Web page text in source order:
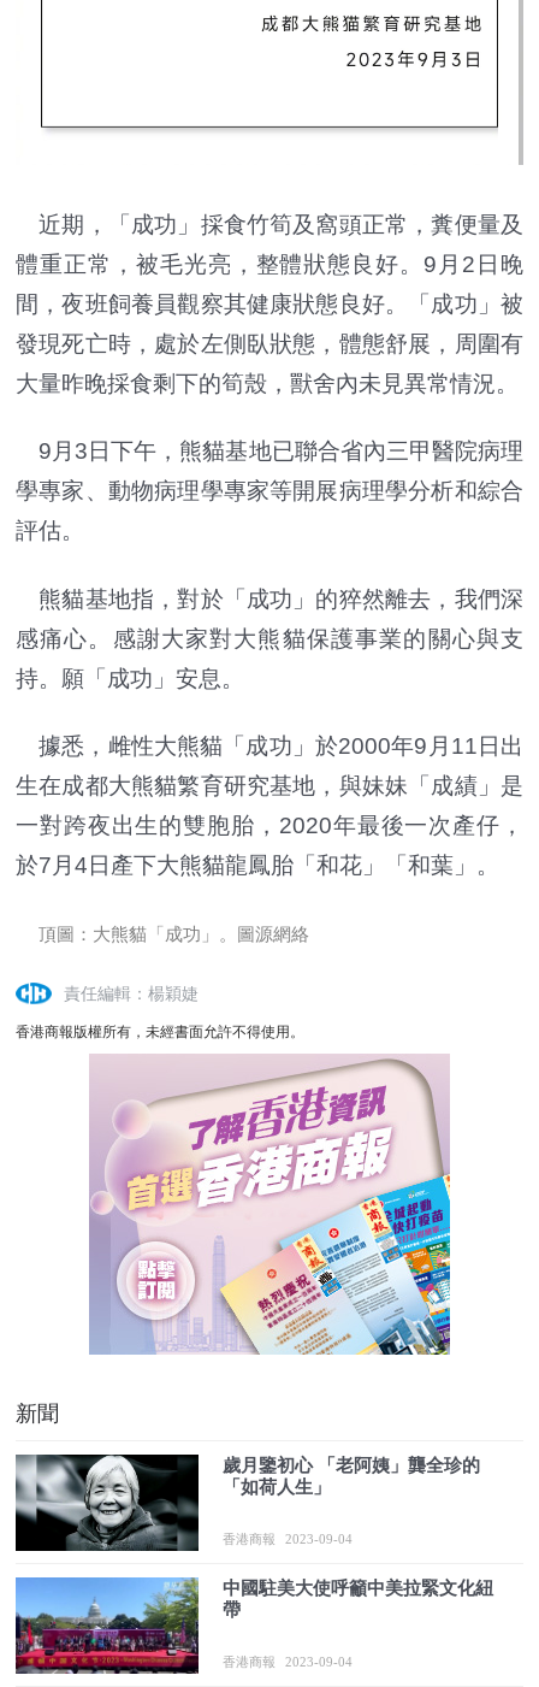
近期，「成功」採食竹筍及窩頭正常，糞便量及
體重正常，被毛光亮，整體狀態良好。9月2日晚
間，夜班飼養員觀察其健康狀態良好。「成功」被
發現死亡時，處於左側臥狀態，體態舒展，周圍有
大量昨晚採食剩下的筍殼，獸舍內未見異常情況。
9月3日下午，熊貓基地已聯合省內三甲醫院病理
學專家、動物病理學專家等開展病理學分析和綜合
評估。
熊貓基地指，對於「成功」的猝然離去，我們深
感痛心。感謝大家對大熊貓保護事業的關心與支
持。願「成功」安息。
據悉，雌性大熊貓「成功」於2000年9月11日出
生在成都大熊貓繁育研究基地，與妹妹「成績」是
一對跨夜出生的雙胞胎，2020年最後一次產仔，
於7月4日產下大熊貓龍鳳胎「和花」「和葉」。
頂圖：大熊貓「成功」。圖源網絡
責任編輯：楊穎婕
香港商報版權所有，未經書面允許不得使用。
新聞
歲月鑒初心 「老阿姨」龔全珍的
「如荷人生」
香港商報 2023-09-04
中國駐美大使呼籲中美拉緊文化紐
帶
香港商報 2023-09-04